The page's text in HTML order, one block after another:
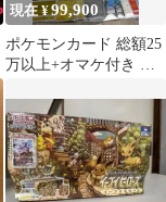
現在 ¥99,900
ポケモンカード 総額25
万以上+オマケ付き ゲ
少品多